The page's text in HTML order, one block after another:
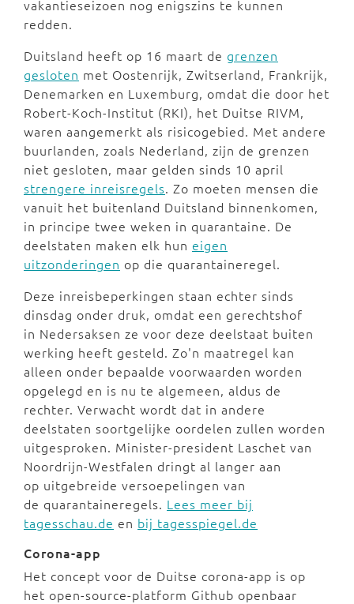
vakantieseizoen nog enigszins te kunnen
redden.
Duitsland heeft op 16 maart de grenzen
gesloten met Oostenrijk, Zwitserland, Frankrijk,
Denemarken en Luxemburg, omdat die door het
Robert-Koch-Institut (RKI), het Duitse RIVM,
waren aangemerkt als risicogebied. Met andere
buurlanden, zoals Nederland, zijn de grenzen
niet gesloten, maar gelden sinds 10 april
strengere inreisregels. Zo moeten mensen die
vanuit het buitenland Duitsland binnenkomen,
in principe twee weken in quarantaine. De
deelstaten maken elk hun eigen
uitzonderingen op die quarantaineregel.
Deze inreisbeperkingen staan echter sinds
dinsdag onder druk, omdat een gerechtshof
in Nedersaksen ze voor deze deelstaat buiten
werking heeft gesteld. Zo'n maatregel kan
alleen onder bepaalde voorwaarden worden
opgelegd en is nu te algemeen, aldus de
rechter. Verwacht wordt dat in andere
deelstaten soortgelijke oordelen zullen worden
uitgesproken. Minister-president Laschet van
Noordrijn-Westfalen dringt al langer aan
op uitgebreide versoepelingen van
de quarantaineregels. Lees meer bij
tagesschau.de en bij tagesspiegel.de
Corona-app
Het concept voor de Duitse corona-app is op
het open-source-platform Github openbaar